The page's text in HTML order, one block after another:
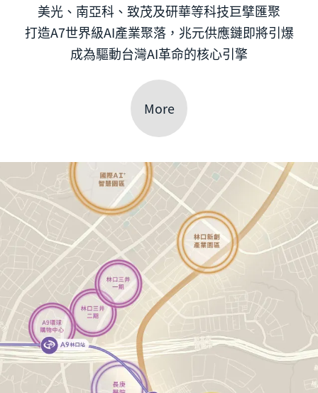
美光、南亞科、致茂及研華等科技巨擘匯聚
打造A7世界級AI產業聚落，兆元供應鏈即將引爆
成為驅動台灣AI革命的核心引擎
More